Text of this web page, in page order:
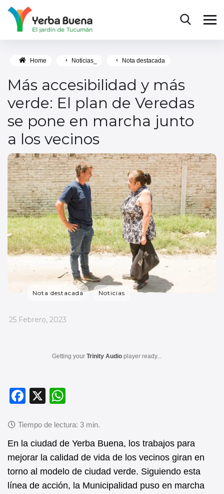
Home Noticias_ Nota destacada
Más accesibilidad y más
verde: El plan de Veredas
se pone en marcha junto
a los vecinos
Nota destacada Noticias
_
25 Febrero, 2023
Getting your Trinity Audio player ready...
F
c
e
b
o
X
at
s
A
p
En la ciudad de Yerba Buena, los trabajos para
mejorar la calidad de vida de los vecinos giran en
torno al modelo de ciudad verde. Siguiendo esta
línea de acción, la Municipalidad puso en marcha